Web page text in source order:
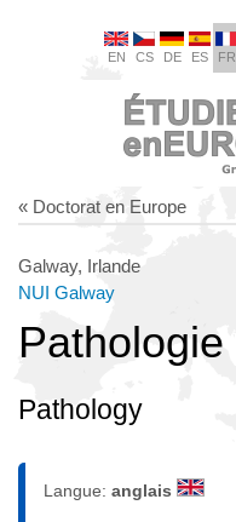
EN CS DE ES FR
« Doctorat en Europe
Galway, Irlande
NUI Galway
Pathologie
Pathology
Langue: anglais